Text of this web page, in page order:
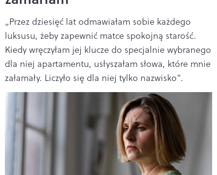
„Przez dziesięć lat odmawiałam sobie każdego
luksusu, żeby zapewnić matce spokojną starość.
Kiedy wręczyłam jej klucze do specjalnie wybranego
dla niej apartamentu, usłyszałam słowa, które mnie
załamały. Liczyło się dla niej tylko nazwisko”.